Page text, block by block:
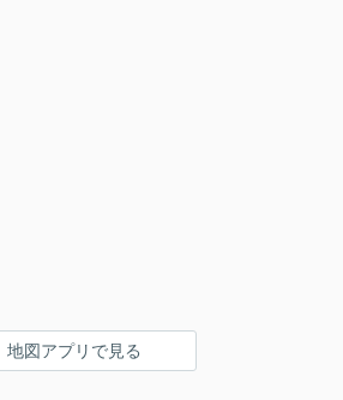
地図アプリで見る